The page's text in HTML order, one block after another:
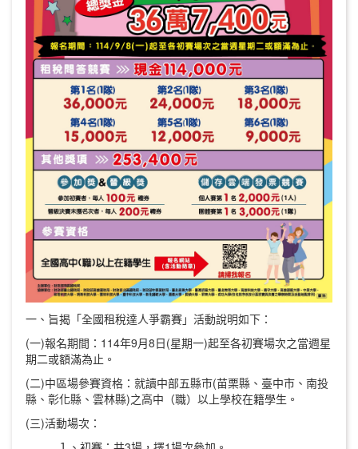
一、旨揭「全國租稅達人爭霸賽」活動說明如下：
(一)報名期間：114年9月8日(星期一)起至各初賽場次之當週星
期二或額滿為止。
(二)中區場參賽資格：就讀中部五縣市(苗栗縣、臺中市、南投
縣、彰化縣、雲林縣)之高中（職）以上學校在籍學生。
(三)活動場次：